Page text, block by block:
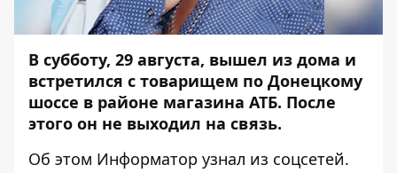
В субботу, 29 августа, вышел из дома и
встретился с товарищем по Донецкому
шоссе в районе магазина АТБ. После
этого он не выходил на связь.
Об этом Информатор узнал из соцсетей.